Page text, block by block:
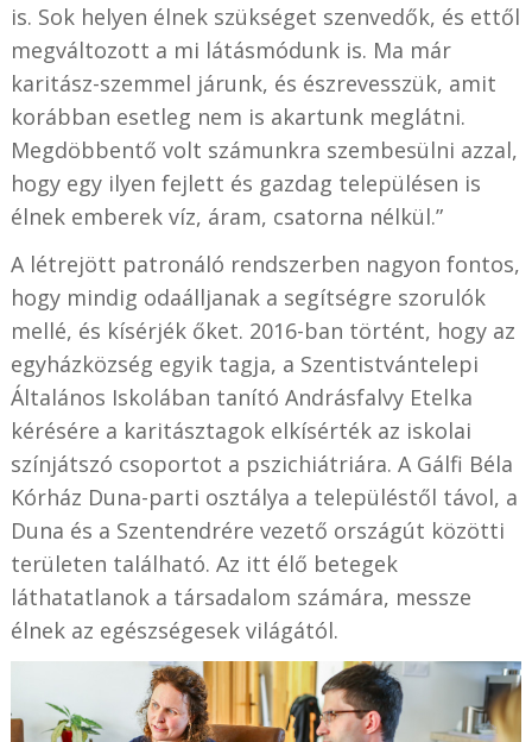
is. Sok helyen élnek szükséget szenvedők, és ettől
megváltozott a mi látásmódunk is. Ma már
karitász-szemmel járunk, és észrevesszük, amit
korábban esetleg nem is akartunk meglátni.
Megdöbbentő volt számunkra szembesülni azzal,
hogy egy ilyen fejlett és gazdag településen is
élnek emberek víz, áram, csatorna nélkül.”
A létrejött patronáló rendszerben nagyon fontos,
hogy mindig odaálljanak a segítségre szorulók
mellé, és kísérjék őket. 2016-ban történt, hogy az
egyházközség egyik tagja, a Szentistvántelepi
Általános Iskolában tanító Andrásfalvy Etelka
kérésére a karitásztagok elkísérték az iskolai
színjátszó csoportot a pszichiátriára. A Gálfi Béla
Kórház Duna-parti osztálya a településtől távol, a
Duna és a Szentendrére vezető országút közötti
területen található. Az itt élő betegek
láthatatlanok a társadalom számára, messze
élnek az egészségesek világától.